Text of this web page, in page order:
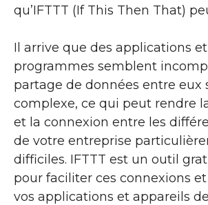
qu’IFTTT (If This Then That)
Il arrive que des applications
programmes semblent
partage de données entre eux
complexe, ce qui peut rendre
et la connexion entre les
de votre entreprise
difficiles. IFTTT est un outil
pour faciliter ces connexions
vos applications et appareils